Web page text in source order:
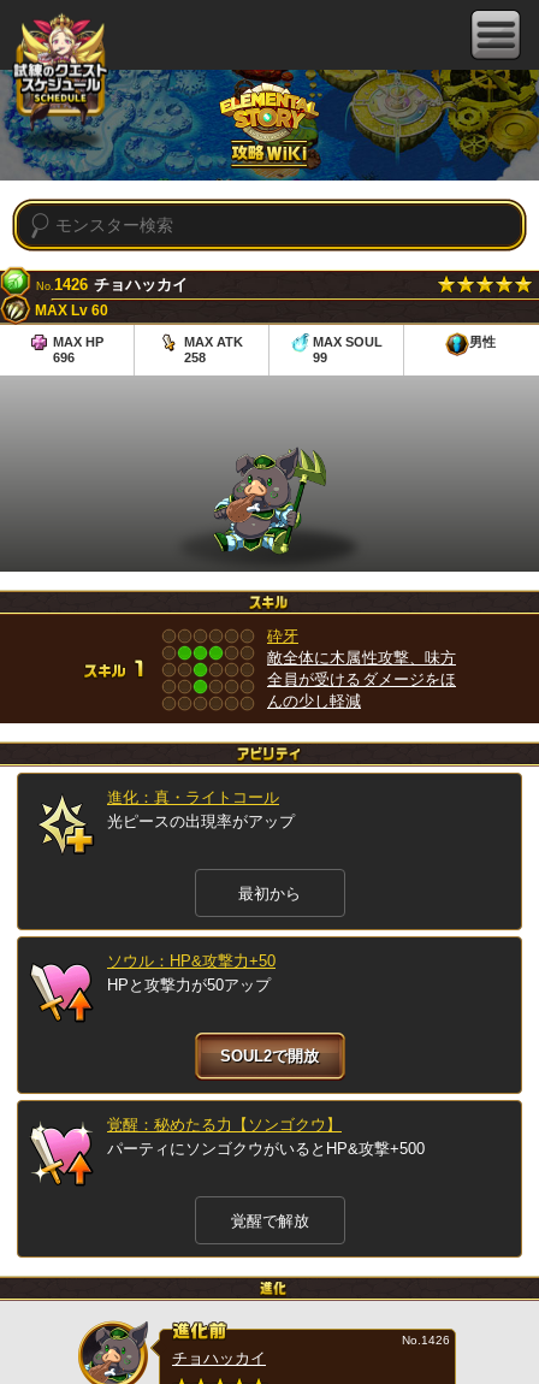
No.1426 チョハッカイ
MAX Lv 60
MAX HP
696
MAX ATK
258
MAX SOUL
99
男性
砕牙
敵全体に木属性攻撃、味方
全員が受けるダメージをほ
んの少し軽減
進化：真・ライトコール
光ピースの出現率がアップ
最初から
ソウル：HP&攻撃力+50
HPと攻撃力が50アップ
SOUL2で開放
覚醒：秘めたる力【ソンゴクウ】
パーティにソンゴクウがいるとHP&攻撃+500
覚醒で解放
チョハッカイ
No.1426